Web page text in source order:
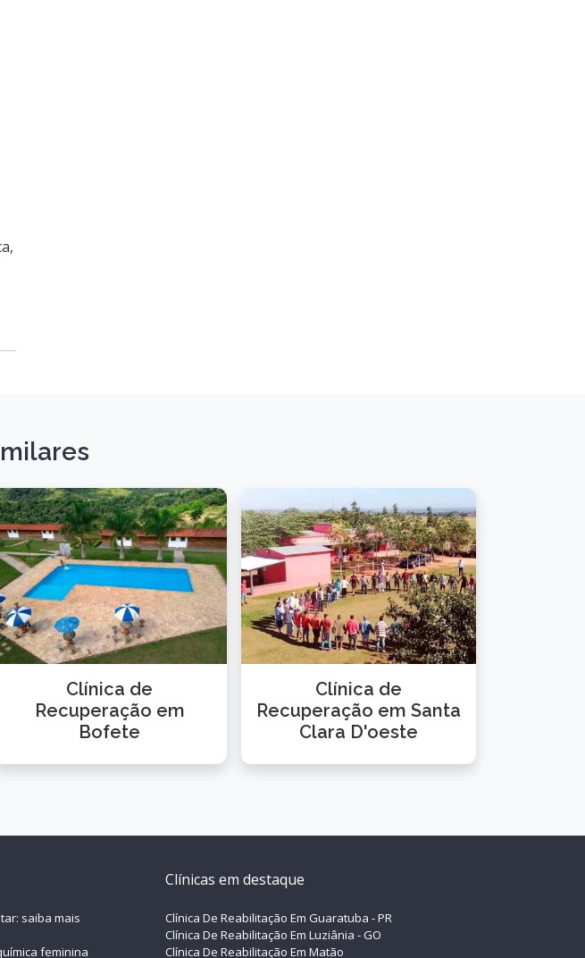
Clínica de
Recuperação em
Bofete
Clínica de
Recuperação em Santa
Clara D'oeste
saiba mais
feminina
Clínicas em destaque
Clínica De Reabilitação Em Guaratuba - PR
Clínica De Reabilitação Em Luziânia - GO
Clínica De Reabilitação Em Matão